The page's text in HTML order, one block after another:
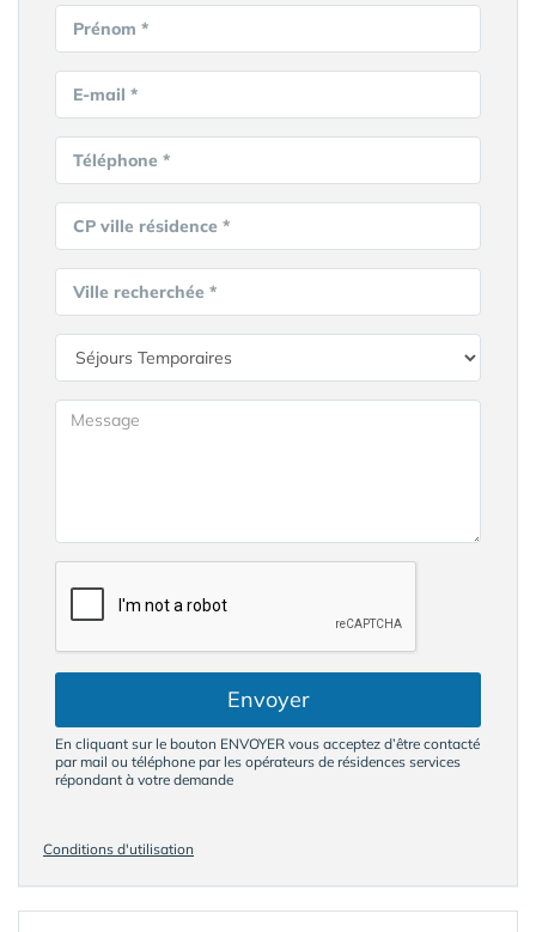
Prénom *
E-mail *
Téléphone *
CP ville résidence *
Ville recherchée *
Envoyer
En cliquant sur le bouton ENVOYER vous acceptez d’être contacté
par mail ou téléphone par les opérateurs de résidences services
répondant à votre demande
Conditions d'utilisation